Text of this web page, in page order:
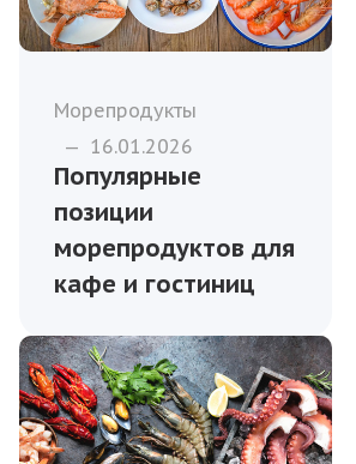
Морепродукты
— 16.01.2026
Популярные
позиции
морепродуктов для
кафе и гостиниц